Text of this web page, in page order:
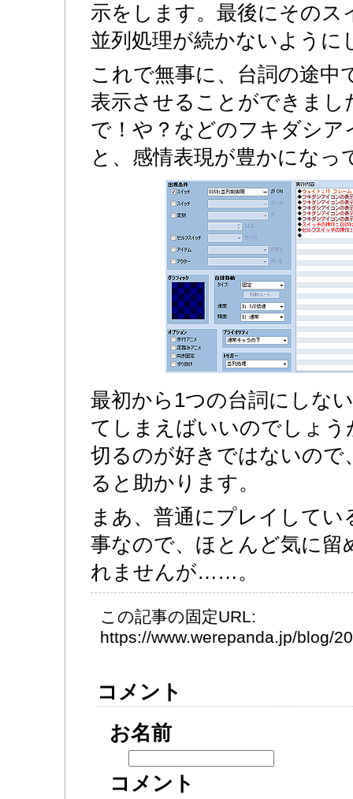
示をします。最後にそのス
並列処理が続かないように
これで無事に、台詞の途中
表示させることができまし
で！や？などのフキダシ
と、感情表現が豊かになっ
最初から1つの台詞にしな
てしまえばいいのでしょ
切るのが好きではないの
ると助かります。
まあ、普通にプレイして
事なので、ほとんど気に留
れませんが……。
この記事の固定URL:
https://www.werepanda.jp/blog/
コメント
お名前
コメント